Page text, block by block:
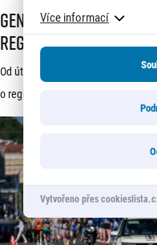
Generali 1/2Maraton
registrace a mění
Třítýdenní lhůta na
startuje 21. července
Od úterý 21. července je možné
o registraci na jeden z
Generali 1/2Maraton Praha. Do
dostal nejen trasou vedoucí srdcem
i tradicí a naprosto jedinečnou
známkou kvality World Athletics
seriálu evropských půlmaratonů
a jedná se o nejžádanější z pěti
Generali 1/2Maraton Praha
Více informací
Vytvořeno přes